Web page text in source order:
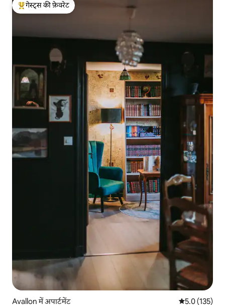
गेस्ट्स का टॉप फ़ेवरेट
गेस्ट्स की फ़ेवरेट
Avallon में अपार्टमेंट औसत रेटिंग 5 में
5.0 (135)